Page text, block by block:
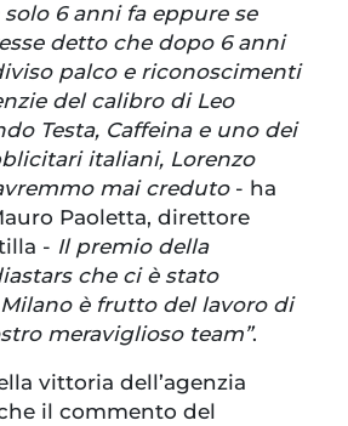
solo 6 anni fa eppure se
detto che dopo 6 anni
palco e riconoscimenti
del calibro di Leo
Testa, Caffeina e uno dei
italiani, Lorenzo
mai creduto- ha
Paoletta, direttore
- Il premio della
che ci è stato
è frutto del lavoro di
meraviglioso team”.
vittoria dell’agenzia
il commento del